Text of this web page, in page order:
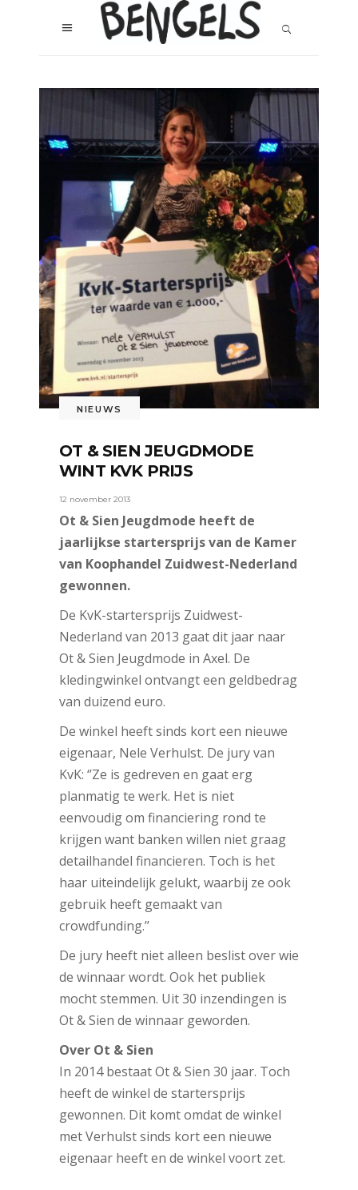
NIEUWS
OT & SIEN JEUGDMODE
WINT KVK PRIJS
12 november 2013
Ot & Sien Jeugdmode heeft de
jaarlijkse startersprijs van de Kamer
van Koophandel Zuidwest-Nederland
gewonnen.
De KvK-startersprijs Zuidwest-
Nederland van 2013 gaat dit jaar naar
Ot & Sien Jeugdmode in Axel. De
kledingwinkel ontvangt een geldbedrag
van duizend euro.
De winkel heeft sinds kort een nieuwe
eigenaar, Nele Verhulst. De jury van
KvK: ‘’Ze is gedreven en gaat erg
planmatig te werk. Het is niet
eenvoudig om financiering rond te
krijgen want banken willen niet graag
detailhandel financieren. Toch is het
haar uiteindelijk gelukt, waarbij ze ook
gebruik heeft gemaakt van
crowdfunding.’’
De jury heeft niet alleen beslist over wie
de winnaar wordt. Ook het publiek
mocht stemmen. Uit 30 inzendingen is
Ot & Sien de winnaar geworden.
Over Ot & Sien
In 2014 bestaat Ot & Sien 30 jaar. Toch
heeft de winkel de startersprijs
gewonnen. Dit komt omdat de winkel
met Verhulst sinds kort een nieuwe
eigenaar heeft en de winkel voort zet.